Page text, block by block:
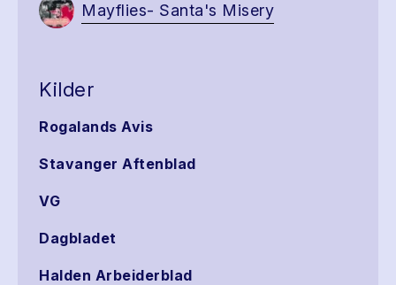
Mayflies- Santa's Misery
Kilder
Rogalands Avis
Stavanger Aftenblad
VG
Dagbladet
Halden Arbeiderblad